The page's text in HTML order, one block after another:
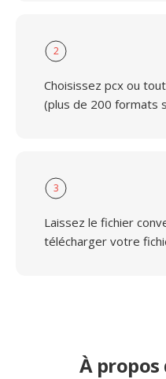
2
Choisissez pcx ou
(plus de 200 formats
3
Laissez le fichier
télécharger votre
À